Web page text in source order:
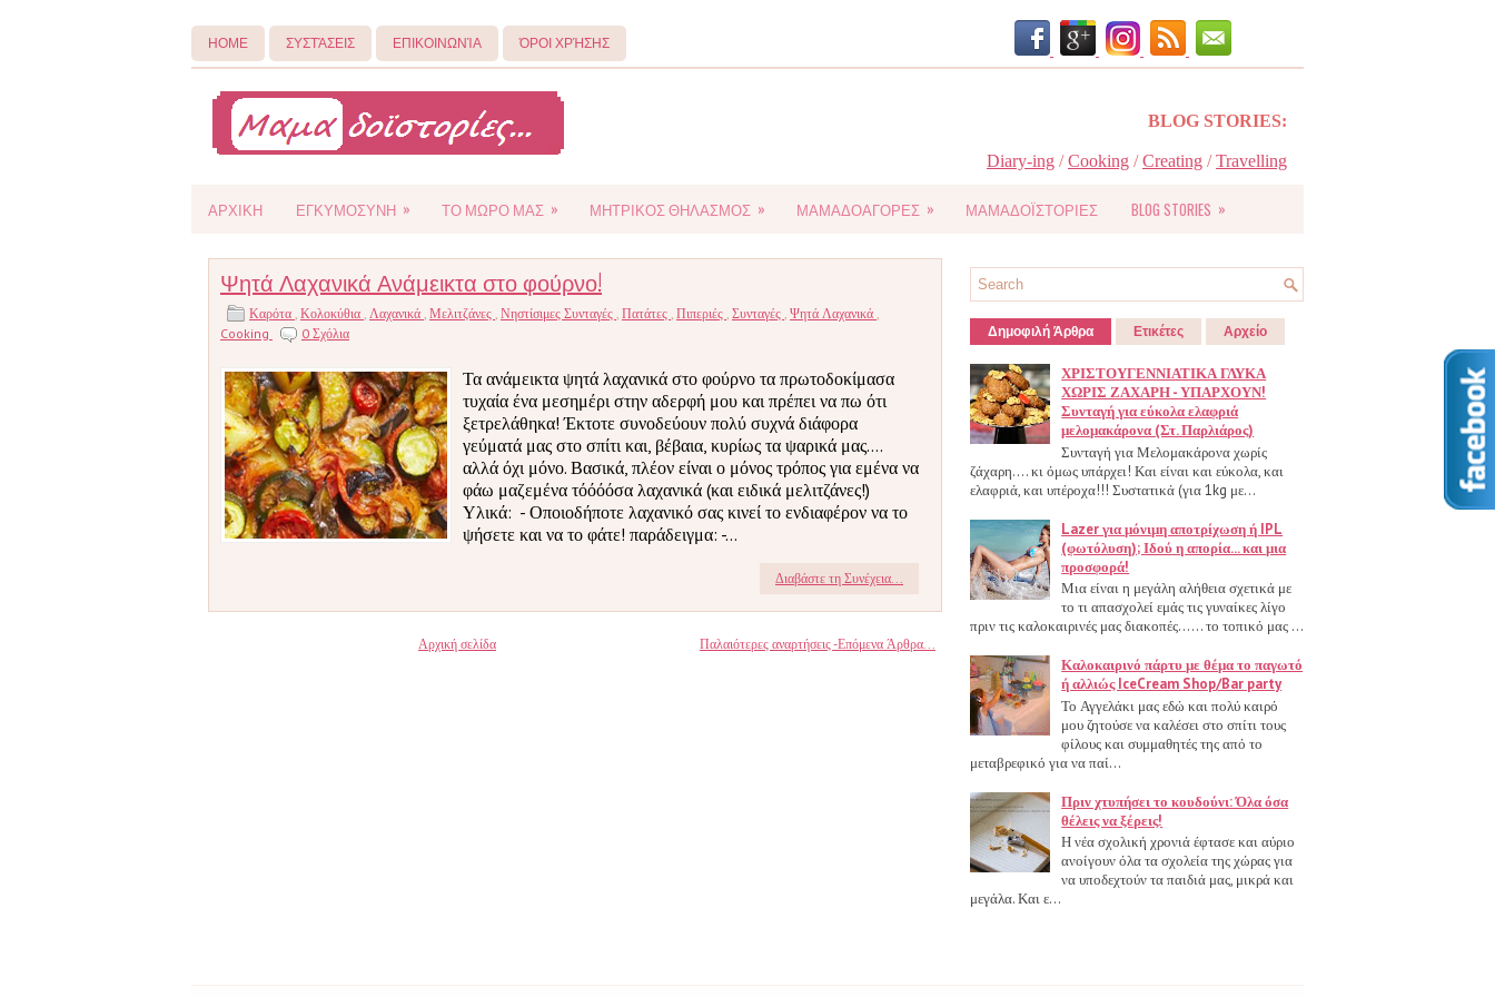
ΗΟΜΕ ΣΥΣΤΆΣΕΙΣ ΕΠΙΚΟΙΝΩΝΊΑ ΌΡΟΙ ΧΡΉΣΗΣ
BLOG STORIES:
Diary-ing /Cooking /Creating /Travelling
ΑΡΧΙΚΗ ΕΓΚΥΜΟΣΥΝΗ » ΤΟ ΜΩΡΟ ΜΑΣ » ΜΗΤΡΙΚΟΣ ΘΗΛΑΣΜΟΣ » ΜΑΜΑΔΟΑΓΟΡΕΣ » ΜΑΜΑΔΟΪΣΤΟΡΙΕΣ BLOG STORIES »
Ψητά Λαχανικά Ανάμεικτα στο φούρνο!
Καρότα , Κολοκύθια , Λαχανικά , Μελιτζάνες , Νηστίσιμες Συνταγές , Πατάτες , Πιπεριές , Συνταγές , Ψητά Λαχανικά ,
Cooking
0 Σχόλια
Τα ανάμεικτα ψητά λαχανικά στο φούρνο τα πρωτοδοκίμασα
τυχαία ένα μεσημέρι στην αδερφή μου και πρέπει να πω ότι
ξετρελάθηκα! Έκτοτε συνοδεύουν πολύ συχνά διάφορα
γεύματά μας στο σπίτι και, βέβαια, κυρίως τα ψαρικά μας....
αλλά όχι μόνο. Βασικά, πλέον είναι ο μόνος τρόπος για εμένα να
φάω μαζεμένα τόόόόσα λαχανικά (και ειδικά μελιτζάνες!)
Υλικά: - Οποιοδήποτε λαχανικό σας κινεί το ενδιαφέρον να το
ψήσετε και να το φάτε! παράδειγμα: -...
Διαβάστε τη Συνέχεια...
Παλαιότερες αναρτήσεις -Επόμενα Άρθρα...
Αρχική σελίδα
Δημοφιλή Άρθρα Ετικέτες Αρχείο
ΧΡΙΣΤΟΥΓΕΝΝΙΑΤΙΚΑ ΓΛΥΚΑ
ΧΩΡΙΣ ΖΑΧΑΡΗ - ΥΠΑΡΧΟΥΝ!
Συνταγή για εύκολα ελαφριά
μελομακάρονα (Στ. Παρλιάρος)
Συνταγή για Μελομακάρονα χωρίς
ζάχαρη.... κι όμως υπάρχει! Και είναι και εύκολα, και
ελαφριά, και υπέροχα!!! Συστατικά (για 1kg με...
Lazer για μόνιμη αποτρίχωση ή IPL
(φωτόλυση); Ιδού η απορία... και μια
προσφορά!
Μια είναι η μεγάλη αλήθεια σχετικά με
το τι απασχολεί εμάς τις γυναίκες λίγο
πριν τις καλοκαιρινές μας διακοπές...... το τοπικό μας ...
Καλοκαιρινό πάρτυ με θέμα το παγωτό
ή αλλιώς IceCream Shop/Bar party
Το Αγγελάκι μας εδώ και πολύ καιρό
μου ζητούσε να καλέσει στο σπίτι τους
φίλους και συμμαθητές της από το
μεταβρεφικό για να παί...
Πριν χτυπήσει το κουδούνι: Όλα όσα
θέλεις να ξέρεις!
Η νέα σχολική χρονιά έφτασε και αύριο
ανοίγουν όλα τα σχολεία της χώρας για
να υποδεχτούν τα παιδιά μας, μικρά και
μεγάλα. Και ε...